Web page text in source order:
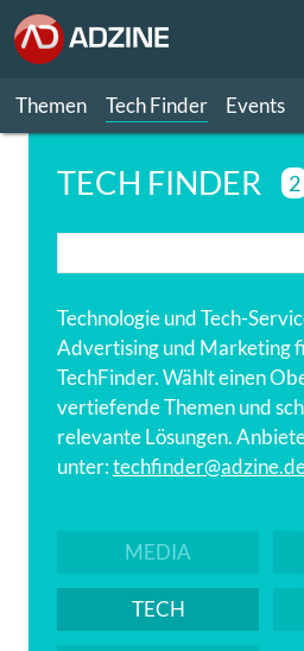
Themen Tech Finder Events
TECH FINDER 2
Technologie und Tech-
Advertising und Marketing
TechFinder. Wählt einen
vertiefende Themen und
relevante Lösungen.
unter:
MEDIA
TECH